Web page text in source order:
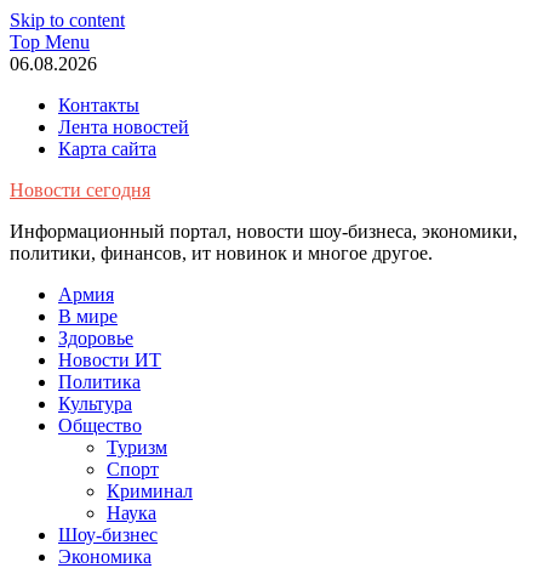
Skip to content
Top Menu
06.08.2026
Контакты
Лента новостей
Карта сайта
Новости сегодня
Информационный портал, новости шоу-бизнеса, экономики,
политики, финансов, ит новинок и многое другое.
Армия
В мире
Здоровье
Новости ИТ
Политика
Культура
Общество
Туризм
Спорт
Криминал
Наука
Шоу-бизнес
Экономика